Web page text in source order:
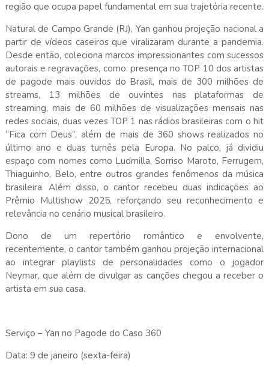
região que ocupa papel fundamental em sua trajetória recente.
Natural de Campo Grande (RJ), Yan ganhou projeção nacional a
partir de vídeos caseiros que viralizaram durante a pandemia.
Desde então, coleciona marcos impressionantes com sucessos
autorais e regravações, como: presença no TOP 10 dos artistas
de pagode mais ouvidos do Brasil, mais de 300 milhões de
streams, 13 milhões de ouvintes nas plataformas de
streaming, mais de 60 milhões de visualizações mensais nas
redes sociais, duas vezes TOP 1 nas rádios brasileiras com o hit
“Fica com Deus”, além de mais de 360 shows realizados no
último ano e duas turnês pela Europa. No palco, já dividiu
espaço com nomes como Ludmilla, Sorriso Maroto, Ferrugem,
Thiaguinho, Belo, entre outros grandes fenômenos da música
brasileira. Além disso, o cantor recebeu duas indicações ao
Prêmio Multishow 2025, reforçando seu reconhecimento e
relevância no cenário musical brasileiro.
Dono de um repertório romântico e envolvente,
recentemente, o cantor também ganhou projeção internacional
ao integrar playlists de personalidades como o jogador
Neymar, que além de divulgar as canções chegou a receber o
artista em sua casa.
Serviço – Yan no Pagode do Caso 360
Data: 9 de janeiro (sexta-feira)